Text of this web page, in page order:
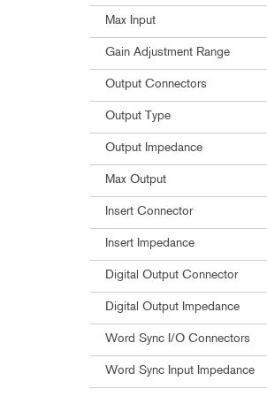
Max Input
Gain Adjustment Range
Output Connectors
Output Type
Output Impedance
Max Output
Insert Connector
Insert Impedance
Digital Output Connector
Digital Output Impedance
Word Sync I/O Connectors
Word Sync Input Impedance